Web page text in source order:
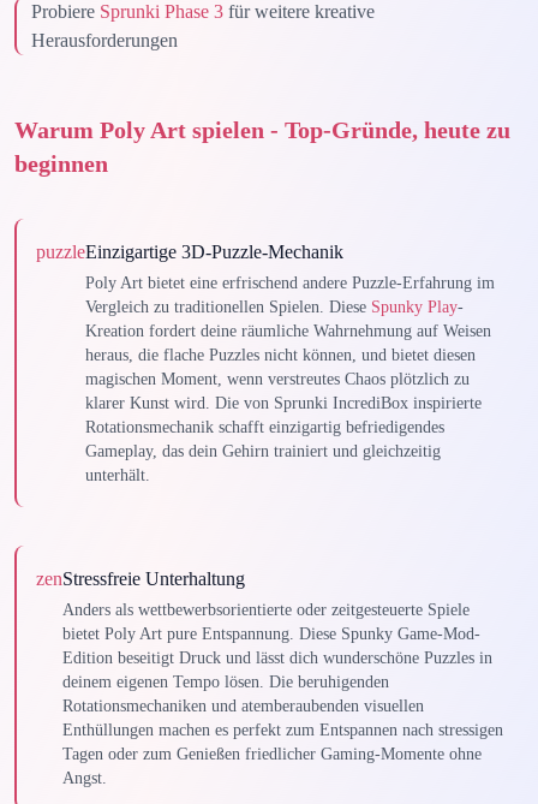
Probiere Sprunki Phase 3 für weitere kreative
Herausforderungen
Warum Poly Art spielen - Top-Gründe, heute zu
beginnen
puzzleEinzigartige 3D-Puzzle-Mechanik
Poly Art bietet eine erfrischend andere Puzzle-Erfahrung im
Vergleich zu traditionellen Spielen. Diese Spunky Play-
Kreation fordert deine räumliche Wahrnehmung auf Weisen
heraus, die flache Puzzles nicht können, und bietet diesen
magischen Moment, wenn verstreutes Chaos plötzlich zu
klarer Kunst wird. Die von Sprunki IncrediBox inspirierte
Rotationsmechanik schafft einzigartig befriedigendes
Gameplay, das dein Gehirn trainiert und gleichzeitig
unterhält.
zenStressfreie Unterhaltung
Anders als wettbewerbsorientierte oder zeitgesteuerte Spiele
bietet Poly Art pure Entspannung. Diese Spunky Game-Mod-
Edition beseitigt Druck und lässt dich wunderschöne Puzzles in
deinem eigenen Tempo lösen. Die beruhigenden
Rotationsmechaniken und atemberaubenden visuellen
Enthüllungen machen es perfekt zum Entspannen nach stressigen
Tagen oder zum Genießen friedlicher Gaming-Momente ohne
Angst.